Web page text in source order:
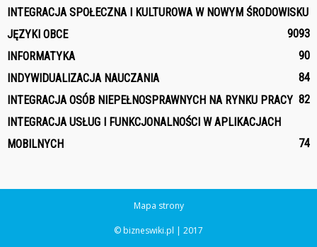
INTEGRACJA SPOŁECZNA I KULTUROWA W NOWYM ŚRODOWISKU
93
JĘZYKI OBCE
90
INFORMATYKA
90
INDYWIDUALIZACJA NAUCZANIA
84
INTEGRACJA OSÓB NIEPEŁNOSPRAWNYCH NA RYNKU PRACY 82
INTEGRACJA USŁUG I FUNKCJONALNOŚCI W APLIKACJACH
MOBILNYCH
74
Mapa strony
© bizneswiki.pl | 2017